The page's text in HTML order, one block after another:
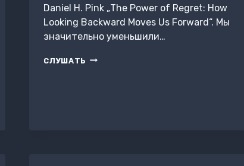
Daniel H. Pink „The Power of Regret: How
Looking Backward Moves Us Forward“. Мы
значительно уменьшили…
СЛУШАТЬ СИЛА